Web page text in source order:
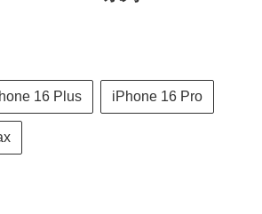
16 Plus iPhone 16 Pro